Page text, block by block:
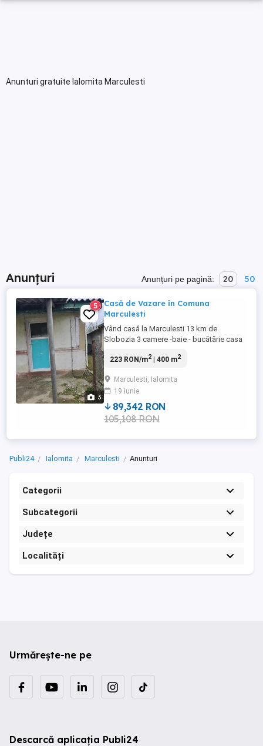
Anunturi gratuite Ialomita Marculesti
Anunțuri Anunțuri pe pagină: 20 50
3
5
Casă de Vazare în Comuna
Marculesti
Vând casă la Marculesti 13 km de
Slobozia 3 camere -baie - bucătărie casa
de telefon afișat răspund numai la număr
223 RON/m2| 400 m2
Marculesti, Ialomita
19 iunie
89,342 RON
105,108 RON
Publi24 Ialomita Marculesti Anunturi
Categorii
Subcategorii
Județe
Localități
Urmărește-ne pe
Descarcă aplicația Publi24